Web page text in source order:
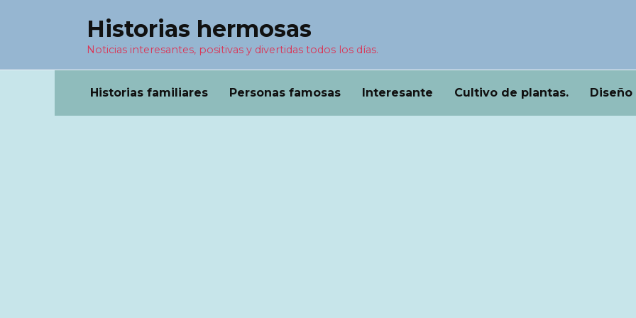
Historias hermosas
Noticias interesantes, positivas y divertidas todos los días.
Historias familiares Personas famosas Interesante Cultivo de plantas. Diseño